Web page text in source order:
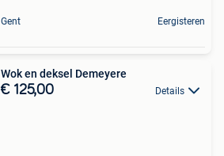
Gent Eergisteren
Wok en deksel Demeyere
€ 125,00 Details